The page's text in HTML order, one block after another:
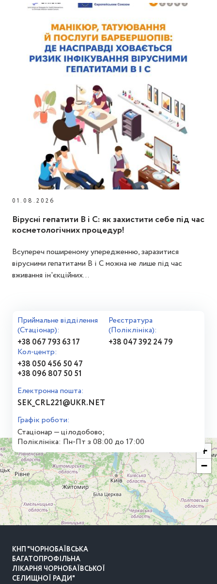
01.08.2026
Вірусні гепатити В і С: як захистити себе під час
косметологічних процедур!
Всупереч поширеному упередженню, заразитися
вірусними гепатитами В і С можна не лише під час
вживання ін'єкційних...
Приймальне відділення
(Стаціонар):
+38 067 793 63 17
Реєстратура
(Поліклініка):
+38 047 392 24 79
Кол-центр:
+38 050 456 50 47
+38 096 807 50 51
Електронна пошта:
SEK_CRL221@UKR.NET
Графік роботи:
Стаціонар — цілодобово;
Поліклініка: Пн-Пт з 08:00 до 17:00
+
−
КНП "ЧОРНОБАЇВСЬКА
БАГАТОПРОФІЛЬНА
ЛІКАРНЯ ЧОРНОБАЇВСЬКОЇ
СЕЛИЩНОЇ РАДИ"